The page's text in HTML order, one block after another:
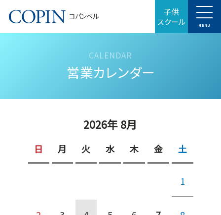
コパンベル 子供
スクール MENU
営業カレンダー
2026年 8月
日 月 火 水 木 金 土
1